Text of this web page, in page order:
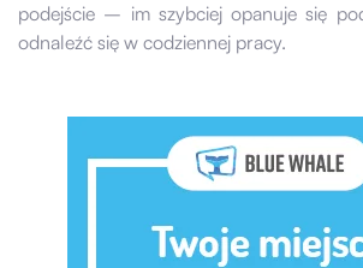
podejście – im szybciej opanuje się
odnaleźć się w codziennej pracy.